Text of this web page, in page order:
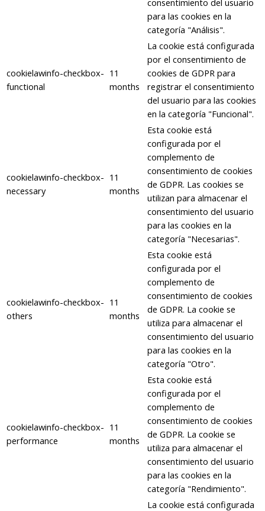
para las cookies en la
categoría "Análisis".
cookielawinfo-checkbox-
functional
11
months
La cookie está configurada
por el consentimiento de
cookies de GDPR para
registrar el consentimiento
del usuario para las cookies
en la categoría "Funcional".
cookielawinfo-checkbox-
necessary
11
months
Esta cookie está
configurada por el
complemento de
consentimiento de cookies
de GDPR. Las cookies se
utilizan para almacenar el
consentimiento del usuario
para las cookies en la
categoría "Necesarias".
cookielawinfo-checkbox-
others
11
months
Esta cookie está
configurada por el
complemento de
consentimiento de cookies
de GDPR. La cookie se
utiliza para almacenar el
consentimiento del usuario
para las cookies en la
categoría "Otro".
cookielawinfo-checkbox-
performance
11
months
Esta cookie está
configurada por el
complemento de
consentimiento de cookies
de GDPR. La cookie se
utiliza para almacenar el
consentimiento del usuario
para las cookies en la
categoría "Rendimiento".
La cookie está configurada